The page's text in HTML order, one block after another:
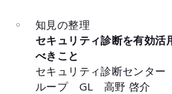
知見の整理
セキュリティ診断を有効活
べきこと
セキュリティ診断センタ
ループ GL 高野 啓介